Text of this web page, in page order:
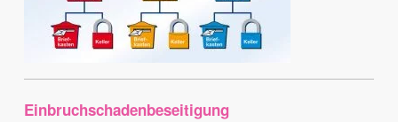
Einbruchschadenbeseitigung